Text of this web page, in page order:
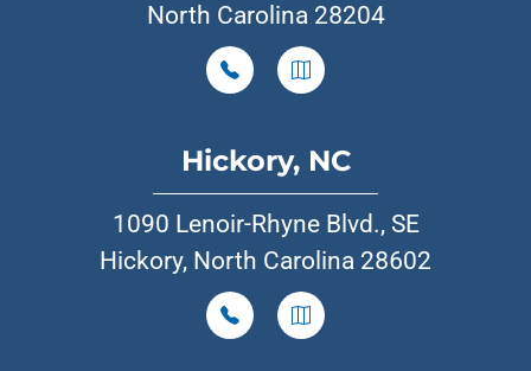
North Carolina 28204
Hickory, NC
1090 Lenoir-Rhyne Blvd., SE
Hickory, North Carolina 28602